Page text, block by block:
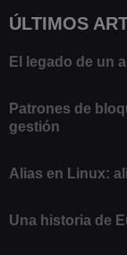
ÚLTIMOS
El legado de un
Patrones de
gestión
Alias en Linux:
Una historia de